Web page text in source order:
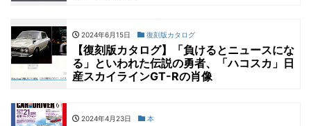
2024年6月15日 復刻版カタログ
【復刻版カタログ】「負けるとニュースにな
る」といわれた伝説の勇者、「ハコスカ」日
産スカイラインGT-Rの肖像
2024年4月23日 本